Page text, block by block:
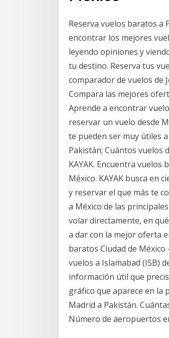
Reserva vuelos baratos a
encontrar los mejores
leyendo opiniones y
tu destino. Reserva tus
comparador de vuelos de
Compara las mejores
Aprende a encontrar
reservar un vuelo desde
te pueden ser muy útiles
Pakistán; Cuántos vuelos
KAYAK. Encuentra
México. KAYAK busca en
y reservar el que más te
a México de las
volar directamente, en
a dar con la mejor oferta
baratos Ciudad de
vuelos a Islamabad (ISB)
información útil que
gráfico que aparece en la
Madrid a Pakistán.
Número de aeropuertos